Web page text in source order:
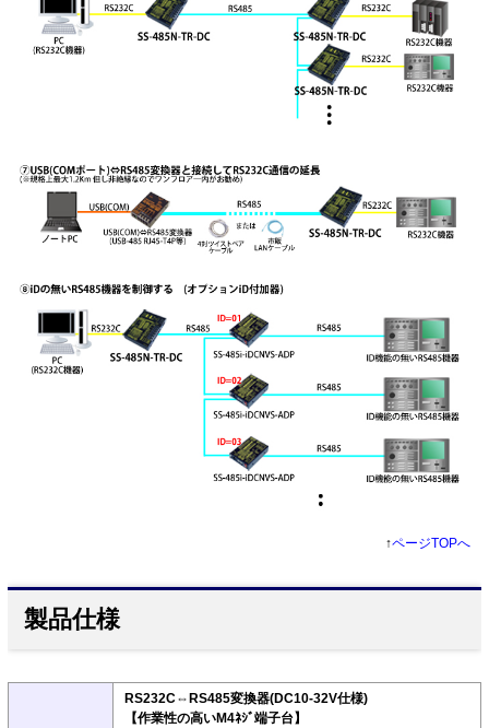
↑ページTOPへ
製品仕様
RS232C⇔RS485変換器(DC10-32V仕様)
【作業性の高いM4ﾈｼﾞ端子台】